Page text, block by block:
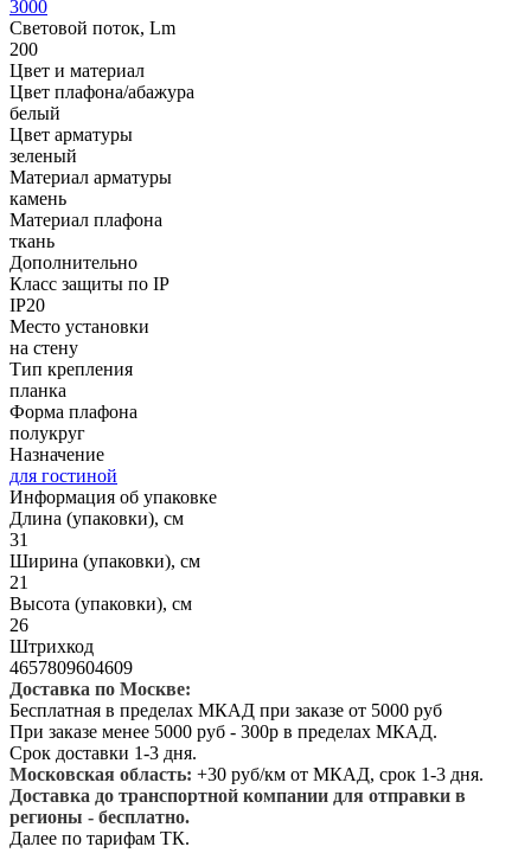
3000
Световой поток, Lm
200
Цвет и материал
Цвет плафона/абажура
белый
Цвет арматуры
зеленый
Материал арматуры
камень
Материал плафона
ткань
Дополнительно
Класс защиты по IP
IP20
Место установки
на стену
Тип крепления
планка
Форма плафона
полукруг
Назначение
для гостиной
Информация об упаковке
Длина (упаковки), см
31
Ширина (упаковки), см
21
Высота (упаковки), см
26
Штрихкод
4657809604609
Доставка по Москве:
Бесплатная в пределах МКАД при заказе от 5000 руб
При заказе менее 5000 руб - 300р в пределах МКАД.
Срок доставки 1-3 дня.
Московская область: +30 руб/км от МКАД, срок 1-3 дня.
Доставка до транспортной компании для отправки в
регионы - бесплатно.
Далее по тарифам ТК.